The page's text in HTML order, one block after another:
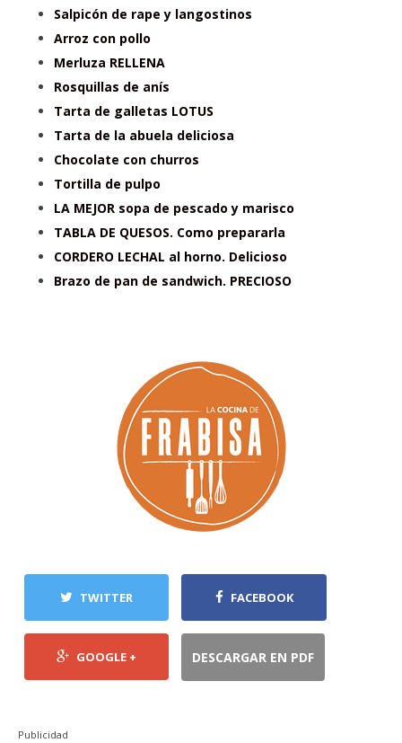
Salpicón de rape y langostinos
Arroz con pollo
Merluza RELLENA
Rosquillas de anís
Tarta de galletas LOTUS
Tarta de la abuela deliciosa
Chocolate con churros
Tortilla de pulpo
LA MEJOR sopa de pescado y marisco
TABLA DE QUESOS. Como prepararla
CORDERO LECHAL al horno. Delicioso
Brazo de pan de sandwich. PRECIOSO
TWITTER FACEBOOK
GOOGLE + DESCARGAR EN PDF
Publicidad